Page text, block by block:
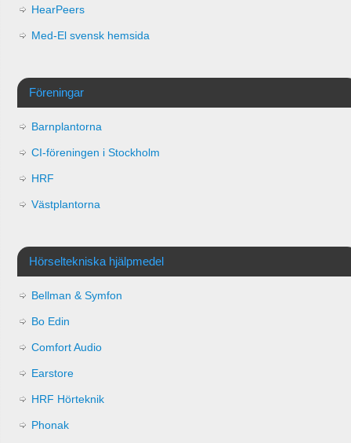
HearPeers
Med-El svensk hemsida
Föreningar
Barnplantorna
CI-föreningen i Stockholm
HRF
Västplantorna
Hörseltekniska hjälpmedel
Bellman & Symfon
Bo Edin
Comfort Audio
Earstore
HRF Hörteknik
Phonak